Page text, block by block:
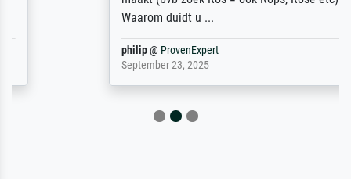
Waarom duidt u ...
ProvenExpert
September 23, 2025